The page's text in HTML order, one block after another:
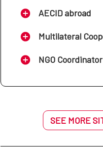
AECID abroad
Multilateral
NGO Coordinator
SEE MORE